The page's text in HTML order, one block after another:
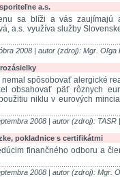
a.s.
sa blíži a vás zaujímajú
a.s. využíva služby
2008 | autor (zdroj): Mgr. Oľga
spôsobovať alergické
obsahovať päť rôznych
niklu v eurových
2008 | autor (zdroj): TASR |
pokladnice s certifikátmi
finančného odboru a
2008 | autor (zdroj): Mgr.